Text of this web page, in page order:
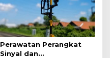
Perawatan Perangkat
Sinyal dan